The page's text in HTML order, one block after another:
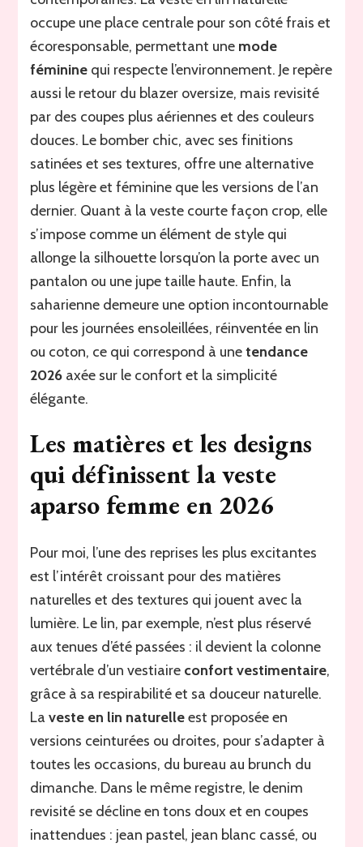
occupe une place centrale pour son côté frais et
écoresponsable, permettant une mode
féminine qui respecte l’environnement. Je repère
aussi le retour du blazer oversize, mais revisité
par des coupes plus aériennes et des couleurs
douces. Le bomber chic, avec ses finitions
satinées et ses textures, offre une alternative
plus légère et féminine que les versions de l’an
dernier. Quant à la veste courte façon crop, elle
s’impose comme un élément de style qui
allonge la silhouette lorsqu’on la porte avec un
pantalon ou une jupe taille haute. Enfin, la
saharienne demeure une option incontournable
pour les journées ensoleillées, réinventée en lin
ou coton, ce qui correspond à unetendance
2026 axée sur le confort et la simplicité
élégante.
Les matières et les designs
qui définissent la veste
aparso femme en 2026
Pour moi, l’une des reprises les plus excitantes
est l’intérêt croissant pour des matières
naturelles et des textures qui jouent avec la
lumière. Le lin, par exemple, n’est plus réservé
aux tenues d’été passées : il devient la colonne
vertébrale d’un vestiaire confort vestimentaire,
grâce à sa respirabilité et sa douceur naturelle.
Laveste en lin naturelleest proposée en
versions ceinturées ou droites, pour s’adapter à
toutes les occasions, du bureau au brunch du
dimanche. Dans le même registre, le denim
revisité se décline en tons doux et en coupes
inattendues : jean pastel, jean blanc cassé, ou